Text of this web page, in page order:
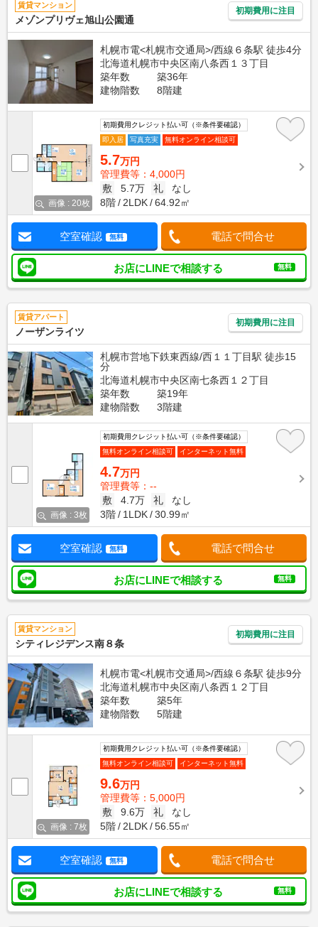
賃貸マンション
メゾンプリヴェ旭山公園通
初期費用に注目
札幌市電<札幌市交通局>/西線６条駅 徒歩4分
北海道札幌市中央区南八条西１３丁目
築年数
築36年
建物階数
8階建
画像 : 20枚
初期費用クレジット払い可（※条件要確認）
即入居
写真充実 無料オンライン相談可
5.7万円
管理費等：4,000円
敷
5.7万 礼
なし
8階
2LDK 64.92㎡
空室確認 無料 電話で問合せ
お店にLINEで相談する 無料
賃貸アパート
ノーザンライツ
初期費用に注目
札幌市営地下鉄東西線/西１１丁目駅 徒歩15
分
北海道札幌市中央区南七条西１２丁目
築年数
築19年
建物階数
3階建
画像 : 3枚
初期費用クレジット払い可（※条件要確認）
無料オンライン相談可
インターネット無料
4.7万円
管理費等：--
敷
4.7万 礼
なし
3階
1LDK 30.99㎡
空室確認 無料 電話で問合せ
お店にLINEで相談する 無料
賃貸マンション
シティレジデンス南８条
初期費用に注目
札幌市電<札幌市交通局>/西線６条駅 徒歩9分
北海道札幌市中央区南八条西１２丁目
築年数
築5年
建物階数
5階建
画像 : 7枚
初期費用クレジット払い可（※条件要確認）
無料オンライン相談可
インターネット無料
9.6万円
管理費等：5,000円
敷
9.6万 礼
なし
5階
2LDK 56.55㎡
空室確認 無料 電話で問合せ
お店にLINEで相談する 無料